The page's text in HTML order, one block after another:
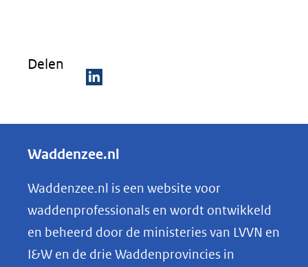
Delen
e
e
n
o
p
Waddenzee.nl
Waddenzee.nl is een website voor
waddenprofessionals en wordt ontwikkeld
en beheerd door de ministeries van LVVN en
I&W en de drie Waddenprovincies in